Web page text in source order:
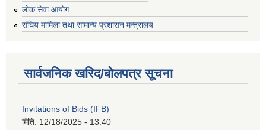
लोक सेवा आयोग
संघिय मामिला तथा सामान्य प्रशासन मन्त्रालय
सार्वजनिक खरिद/बोलपत्र सूचना
Invitations of Bids (IFB)
मिति: 12/18/2025 - 13:40